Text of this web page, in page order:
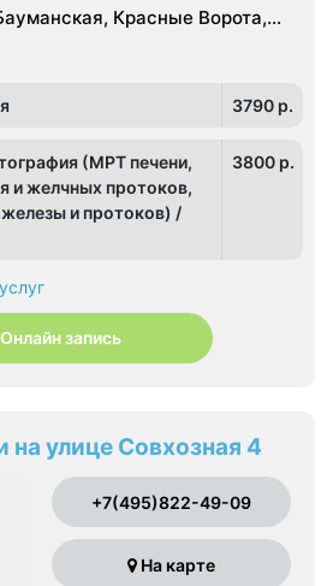
Красные Ворота,
Лубянка, Площадь Ильича,
Чкаловская
3790 p.
(МРТ печени,
и желчных протоков,
и протоков) /
3800 p.
Онлайн запись
улице Совхозная 4
+7(495)822-49-09
На карте